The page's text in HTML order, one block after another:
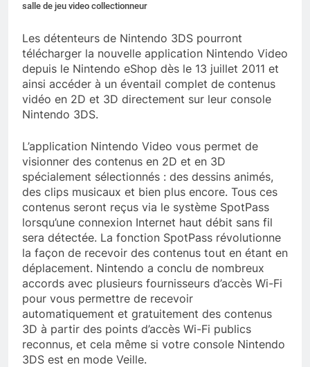
salle de jeu video collectionneur
Les détenteurs de Nintendo 3DS pourront
télécharger la nouvelle application Nintendo Video
depuis le Nintendo eShop dès le 13 juillet 2011 et
ainsi accéder à un éventail complet de contenus
vidéo en 2D et 3D directement sur leur console
Nintendo 3DS.
L’application Nintendo Video vous permet de
visionner des contenus en 2D et en 3D
spécialement sélectionnés : des dessins animés,
des clips musicaux et bien plus encore. Tous ces
contenus seront reçus via le système SpotPass
lorsqu’une connexion Internet haut débit sans fil
sera détectée. La fonction SpotPass révolutionne
la façon de recevoir des contenus tout en étant en
déplacement. Nintendo a conclu de nombreux
accords avec plusieurs fournisseurs d’accès Wi-Fi
pour vous permettre de recevoir
automatiquement et gratuitement des contenus
3D à partir des points d’accès Wi-Fi publics
reconnus, et cela même si votre console Nintendo
3DS est en mode Veille.